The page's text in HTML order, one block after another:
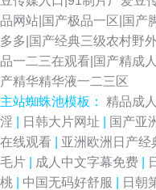
品网站|国产极品一区|国产
多多|国产经典三级农村野
品一二三在观看|国产精成
产精华精华液一二三区
主站蜘蛛池模板： 精品成
淫
日韩大片网址 国产亚
在线观看
亚洲欧洲日产经
毛片
成人中文字幕免费
桃
中国无码好舒服 日朝